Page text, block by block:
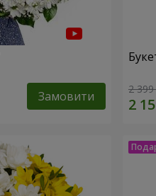
Замовити 2 399